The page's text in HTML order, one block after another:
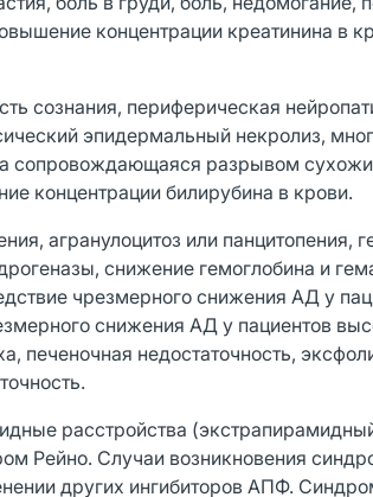
концентрации креатинина в
сознания, периферическая
эпидермальный некролиз,
сопровождающаяся разрывом
концентрации билирубина в крови.
агранулоцитоз или
снижение гемоглобина и
чрезмерного снижения АД у
снижения АД у пациентов
печеночная недостаточность,
расстройства
Рейно. Случаи возникновения
других ингибиторов АПФ.